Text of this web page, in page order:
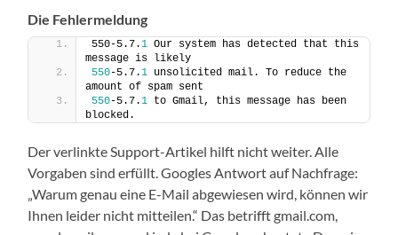
Die Fehlermeldung
550-5.7.1 Our system has detected that this
message is likely
550-5.7.1 unsolicited mail. To reduce the
amount of spam sent
550-5.7.1 to Gmail, this message has been
blocked.
Der verlinkte Support-Artikel hilft nicht weiter. Alle
Vorgaben sind erfüllt. Googles Antwort auf Nachfrage:
„Warum genau eine E-Mail abgewiesen wird, können wir
Ihnen leider nicht mitteilen.“ Das betrifft gmail.com,